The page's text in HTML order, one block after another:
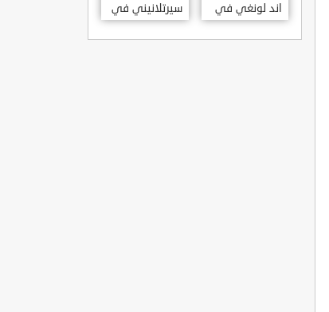
اند لونغي في
ازمير .. مطعم
بجدران متحف
سيرتلانيني في
ولاية ايدن .. من
اعاجيب الطبيعة